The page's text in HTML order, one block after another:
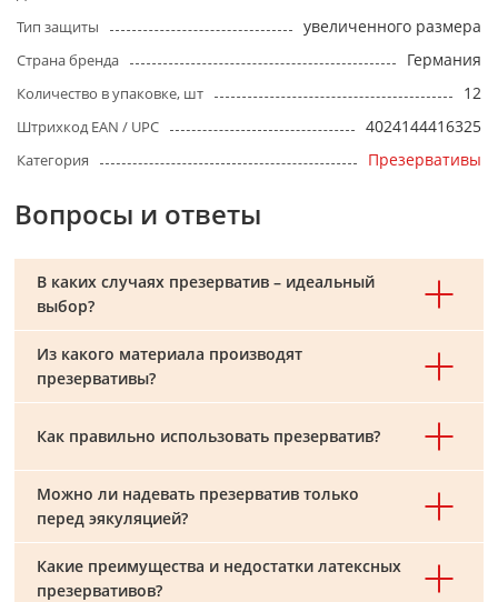
Тип защиты увеличенного размера
Страна бренда Германия
Количество в упаковке, шт 12
Штрихкод EAN / UPC 4024144416325
Категория Презервативы
Вопросы и ответы
В каких случаях презерватив – идеальный
выбор?
Из какого материала производят
презервативы?
Как правильно использовать презерватив?
Можно ли надевать презерватив только
перед эякуляцией?
Какие преимущества и недостатки латексных
презервативов?